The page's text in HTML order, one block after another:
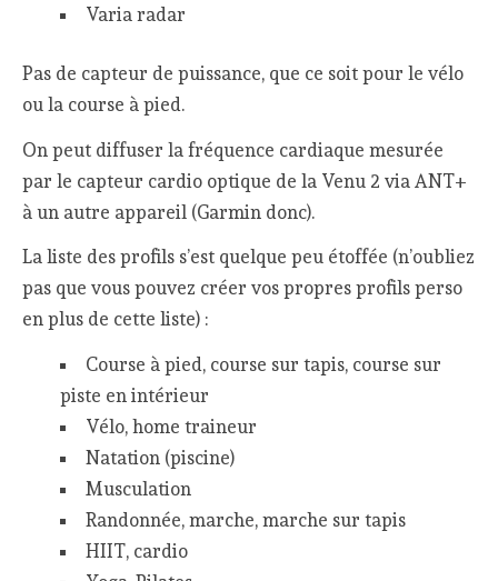
Varia radar
Pas de capteur de puissance, que ce soit pour le vélo
ou la course à pied.
On peut diffuser la fréquence cardiaque mesurée
par le capteur cardio optique de la Venu 2 via ANT+
à un autre appareil (Garmin donc).
La liste des profils s’est quelque peu étoffée (n’oubliez
pas que vous pouvez créer vos propres profils perso
en plus de cette liste) :
Course à pied, course sur tapis, course sur
piste en intérieur
Vélo, home traineur
Natation (piscine)
Musculation
Randonnée, marche, marche sur tapis
HIIT, cardio